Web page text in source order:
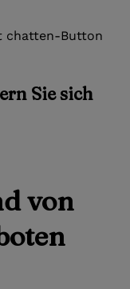
chatten-Button
Sie sich
von